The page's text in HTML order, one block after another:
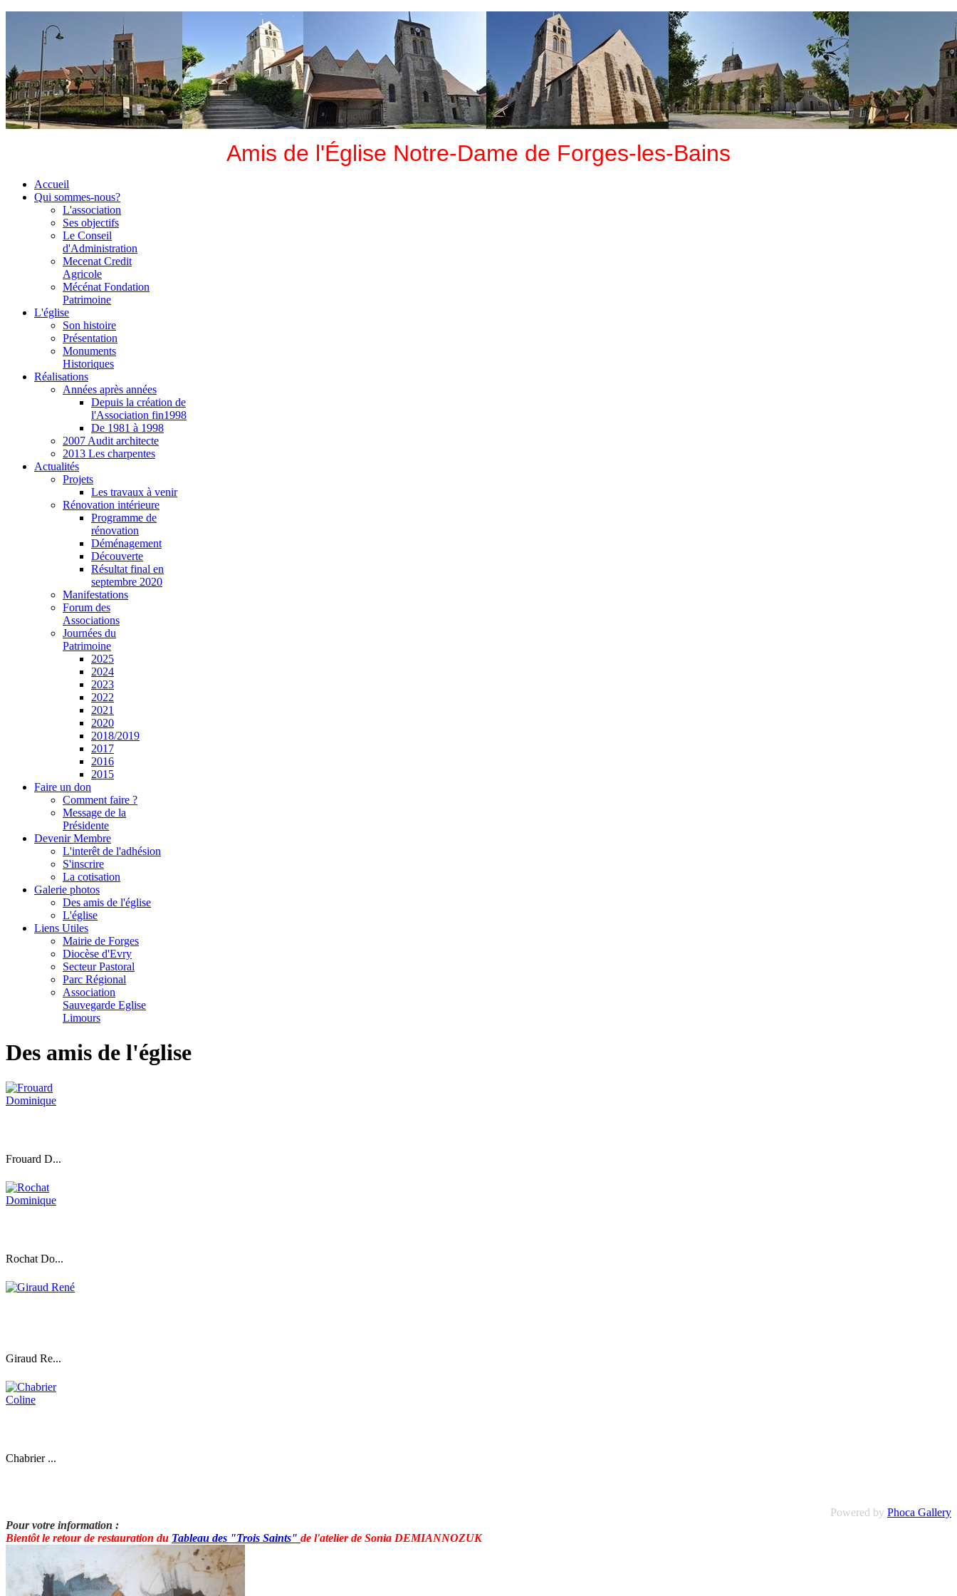
Amis de l'Église Notre-Dame de Forges-les-Bains
Accueil
Qui sommes-nous?
L'association
Ses objectifs
Le Conseil
d'Administration
Mecenat Credit
Agricole
Mécénat Fondation
Patrimoine
L'église
Son histoire
Présentation
Monuments
Historiques
Réalisations
Années après années
Depuis la création de
l'Association fin1998
De 1981 à 1998
2007 Audit architecte
2013 Les charpentes
Actualités
Projets
Les travaux à venir
Rénovation intérieure
Programme de
rénovation
Déménagement
Découverte
Résultat final en
septembre 2020
Manifestations
Forum des
Associations
Journées du
Patrimoine
2025
2024
2023
2022
2021
2020
2018/2019
2017
2016
2015
Faire un don
Comment faire ?
Message de la
Présidente
Devenir Membre
L'interêt de l'adhésion
S'inscrire
La cotisation
Galerie photos
Des amis de l'église
L'église
Liens Utiles
Mairie de Forges
Diocèse d'Evry
Secteur Pastoral
Parc Régional
Association
Sauvegarde Eglise
Limours
Des amis de l'église
Frouard D...
Rochat Do...
Giraud Re...
Chabrier ...
Powered by Phoca Gallery
Pour votre information :
Bientôt le retour de restauration du Tableau des "Trois Saints" de l'atelier de Sonia DEMIANNOZUK